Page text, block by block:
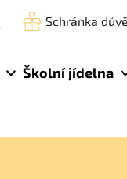
Schránka
Školní jídelna